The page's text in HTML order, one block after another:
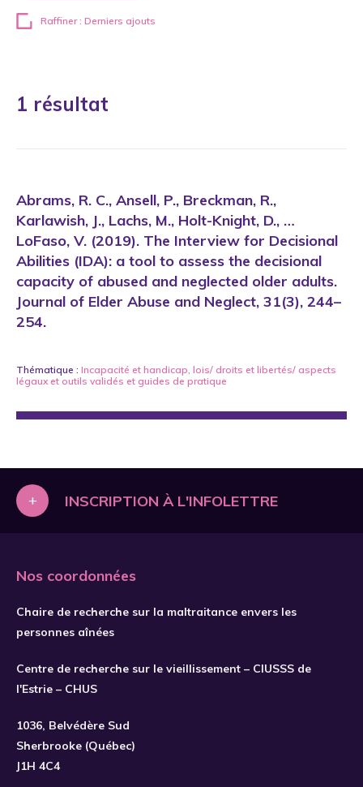
Raffiner : Derniers ajouts
1 résultat
Abrams, R. C., Ansell, P., Breckman, R.,
Karlawish, J., Lachs, M., Holt-Knight, D., …
LoFaso, V. (2019). The Interview for Decisional
Abilities (IDA): a tool to assess the decisional
capacity of abused and neglected older adults.
Journal of Elder Abuse and Neglect, 31(3), 244–
254.
Thématique : Incapacité et handicap, lois/ droits et libertés/ aspects
légaux et outils validés et guides de pratique
+ INSCRIPTION À L'INFOLETTRE
Nos coordonnées
Chaire de recherche sur la maltraitance envers les
personnes aînées
Centre de recherche sur le vieillissement – CIUSSS de
l'Estrie – CHUS
1036, Belvédère Sud
Sherbrooke (Québec)
J1H 4C4